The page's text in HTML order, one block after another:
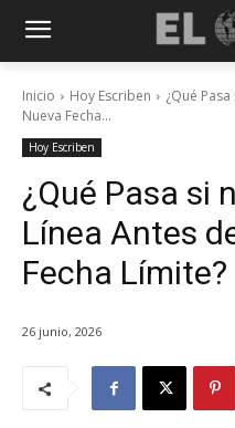
Inicio Hoy Escriben
¿Qué
Nueva Fecha...
Hoy Escriben
¿Qué Pasa si
Línea Antes
Fecha Límite?
26 junio, 2026